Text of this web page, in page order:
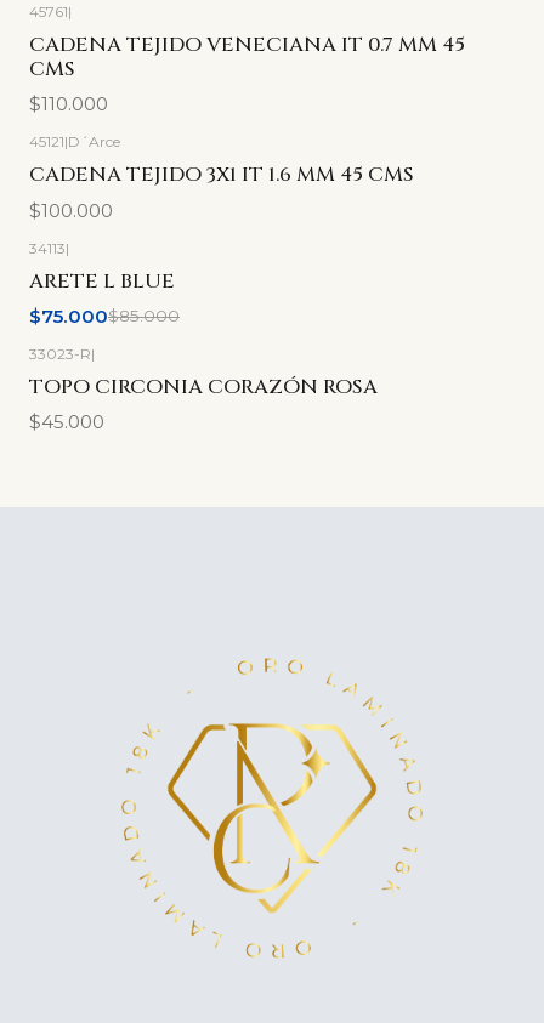
45761|
CADENA TEJIDO VENECIANA IT 0.7 MM 45
CMS
$110.000
45121|D´Arce
CADENA TEJIDO 3X1 IT 1.6 MM 45 CMS
$100.000
-12%
34113|
ARETE L BLUE
$75.000$85.000
Agotado
33023-R|
TOPO CIRCONIA CORAZÓN ROSA
$45.000